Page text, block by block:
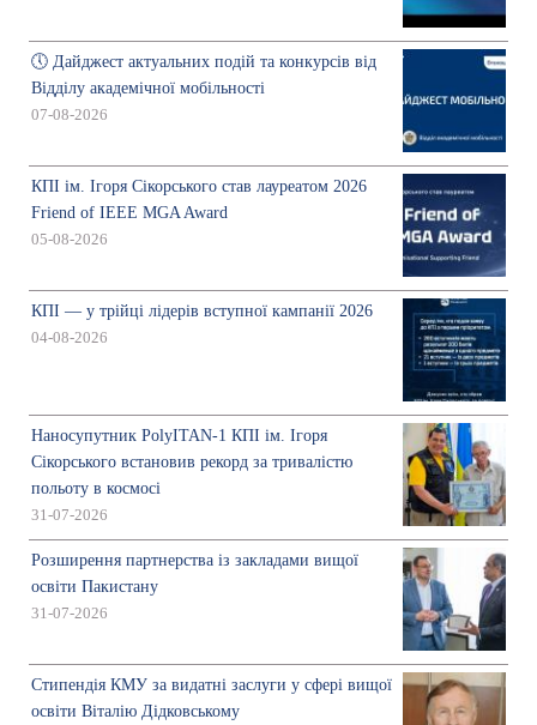
🕔 Дайджест актуальних подій та конкурсів від
Відділу академічної мобільності
07-08-2026
КПІ ім. Ігоря Сікорського став лауреатом 2026
Friend of IEEE MGA Award
05-08-2026
КПІ — у трійці лідерів вступної кампанії 2026
04-08-2026
Наносупутник PolyITAN-1 КПІ ім. Ігоря
Сікорського встановив рекорд за тривалістю
польоту в космосі
31-07-2026
Розширення партнерства із закладами вищої
освіти Пакистану
31-07-2026
Стипендія КМУ за видатні заслуги у сфері вищої
освіти Віталію Дідковському